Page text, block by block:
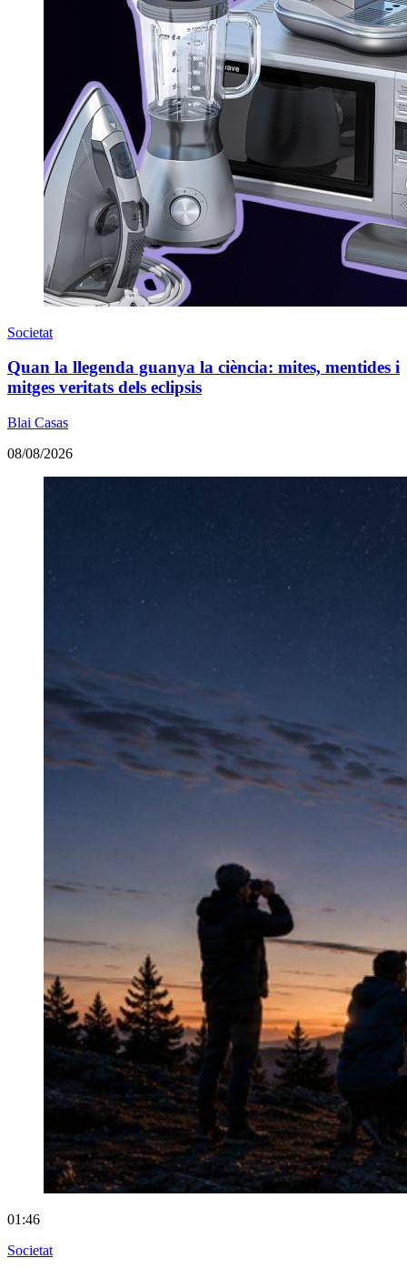
Societat
Quan la llegenda guanya la ciència: mites, mentides i
mitges veritats dels eclipsis
Blai Casas
08/08/2026
01:46
Societat